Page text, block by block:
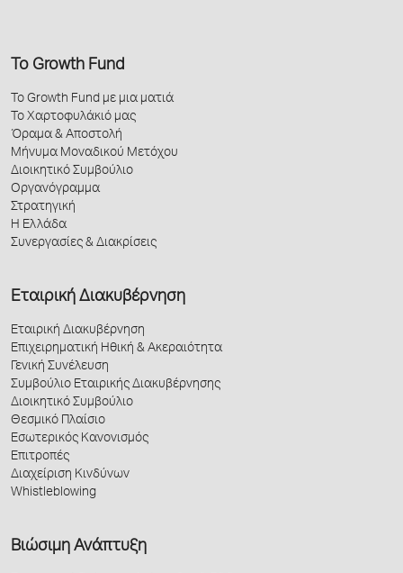
Το Growth Fund
Το Growth Fund με μια ματιά
Το Χαρτοφυλάκιό μας
Όραμα & Αποστολή
Μήνυμα Μοναδικού Μετόχου
Διοικητικό Συμβούλιο
Οργανόγραμμα
Στρατηγική
Η Ελλάδα
Συνεργασίες & Διακρίσεις
Εταιρική Διακυβέρνηση
Εταιρική Διακυβέρνηση
Επιχειρηματική Ηθική & Ακεραιότητα
Γενική Συνέλευση
Συμβούλιο Εταιρικής Διακυβέρνησης
Διοικητικό Συμβούλιο
Θεσμικό Πλαίσιο
Εσωτερικός Κανονισμός
Επιτροπές
Διαχείριση Κινδύνων
Whistleblowing
Βιώσιμη Ανάπτυξη